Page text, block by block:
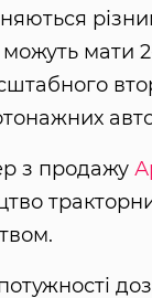
мати
з продажу